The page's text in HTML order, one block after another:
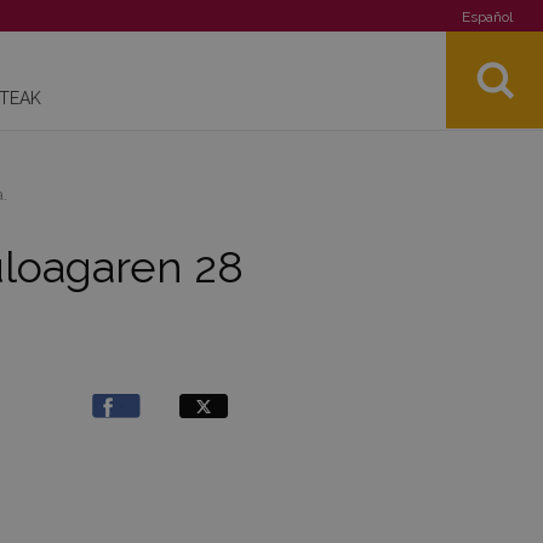
Español
28